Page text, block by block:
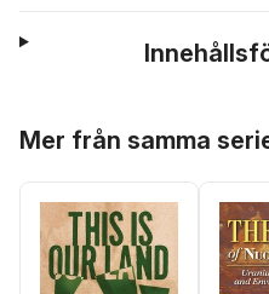
Mer från samma